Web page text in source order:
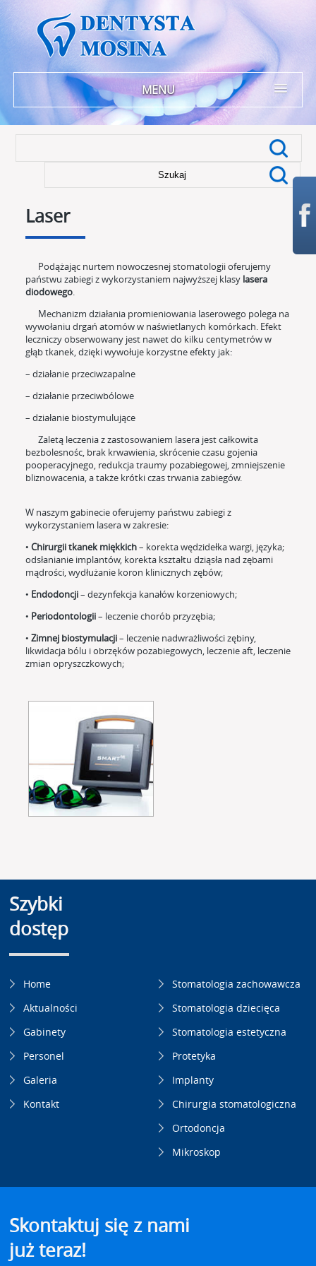
MENU
Laser
Podążając nurtem nowoczesnej stomatologii oferujemy
państwu zabiegi z wykorzystaniem najwyższej klasy lasera
diodowego.
Mechanizm działania promieniowania laserowego polega na
wywołaniu drgań atomów w naświetlanych komórkach. Efekt
leczniczy obserwowany jest nawet do kilku centymetrów w
głąb tkanek, dzięki wywołuje korzystne efekty jak:
– działanie przeciwzapalne
– działanie przeciwbólowe
– działanie biostymulujące
Zaletą leczenia z zastosowaniem lasera jest całkowita
bezbolesnośc, brak krwawienia, skrócenie czasu gojenia
pooperacyjnego, redukcja traumy pozabiegowej, zmniejszenie
bliznowacenia, a także krótki czas trwania zabiegów.
W naszym gabinecie oferujemy państwu zabiegi z
wykorzystaniem lasera w zakresie:
• Chirurgii tkanek miękkich– korekta wędzidełka wargi, języka;
odsłanianie implantów, korekta kształtu dziąsła nad zębami
mądrości, wydłużanie koron klinicznych zębów;
• Endodoncji– dezynfekcja kanałów korzeniowych;
• Periodontologii– leczenie chorób przyzębia;
• Zimnej biostymulacji– leczenie nadwrażliwości zębiny,
likwidacja bólu i obrzęków pozabiegowych, leczenie aft, leczenie
zmian opryszczkowych;
Szybki
dostęp
Home
Aktualności
Gabinety
Personel
Galeria
Kontakt
Stomatologia zachowawcza
Stomatologia dziecięca
Stomatologia estetyczna
Protetyka
Implanty
Chirurgia stomatologiczna
Ortodoncja
Mikroskop
Skontaktuj się z nami
już teraz!